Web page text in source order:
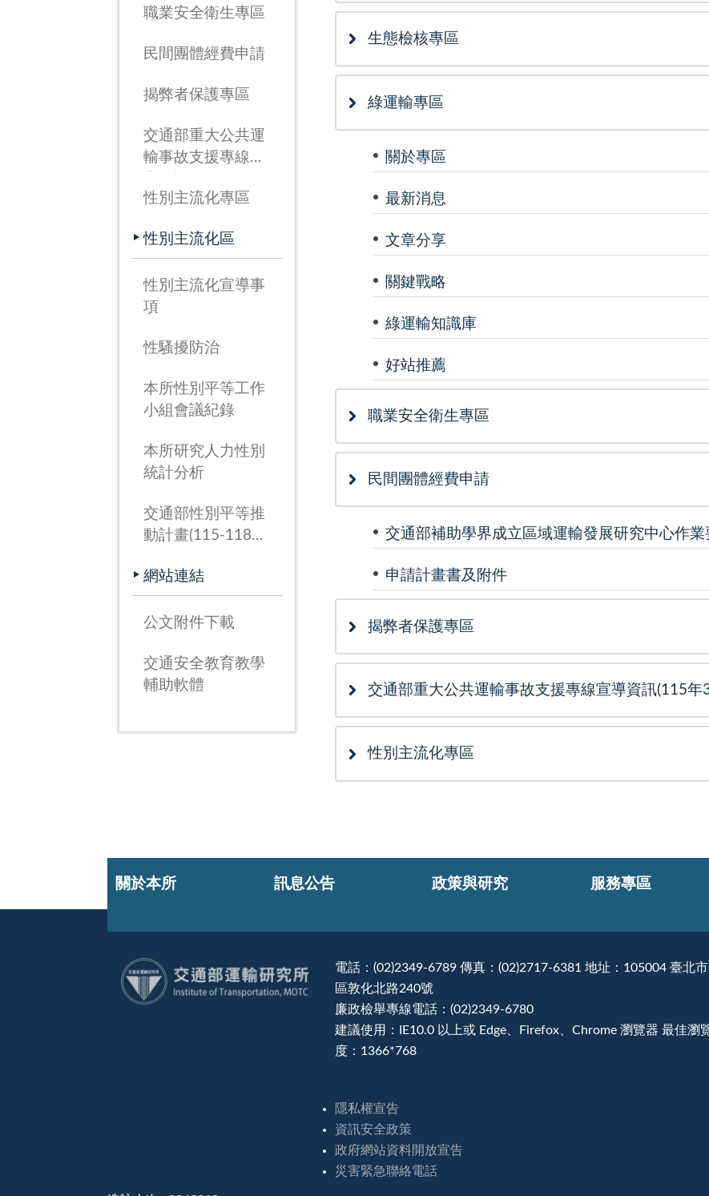
職業安全衛生專區
民間團體經費申請
揭弊者保護專區
交通部重大公共運
輸事故支援專線宣
26日啟用)
性別主流化專區
性別主流化區
性別主流化宣導事
項
性騷擾防治
本所性別平等工作
小組會議紀錄
本所研究人力性別
統計分析
交通部性別平等推
動計畫(115-118
網站連結
公文附件下載
交通安全教育教學
輔助軟體
生態檢核專區
綠運輸專區
關於專區
最新消息
文章分享
關鍵戰略
綠運輸知識庫
好站推薦
職業安全衛生專區
民間團體經費申請
交通部補助學界成立區域運輸發展研究中心作
申請計畫書及附件
揭弊者保護專區
交通部重大公共運輸事故支援專線宣導資訊(115年
性別主流化專區
關於本所 訊息公告 政策與研究 服務專區
電話：(02)2349-6789 傳真：(02)2717-6381 地址：105004 臺北
區敦化北路240號
廉政檢舉專線電話：(02)2349-6780
建議使用：IE10.0 以上或 Edge、Firefox、Chrome 瀏覽器 最佳瀏
度：1366*768
隱私權宣告
資訊安全政策
政府網站資料開放宣告
災害緊急聯絡電話